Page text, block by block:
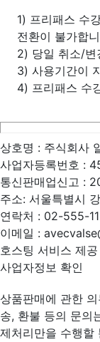
1) 프리패스 수
전환이 불가합
2) 당일 취소/변
3) 사용기간이
4) 프리패스 수
상호명 : 주식회사
사업자등록번호 :
통신판매업신고 :
주소: 서울특별시
연락처 : 02-555-
이메일 :
호스팅 서비스 제
사업자정보 확인
상품판매에 관한
송, 환불 등의 문의
제처리만을 수행할